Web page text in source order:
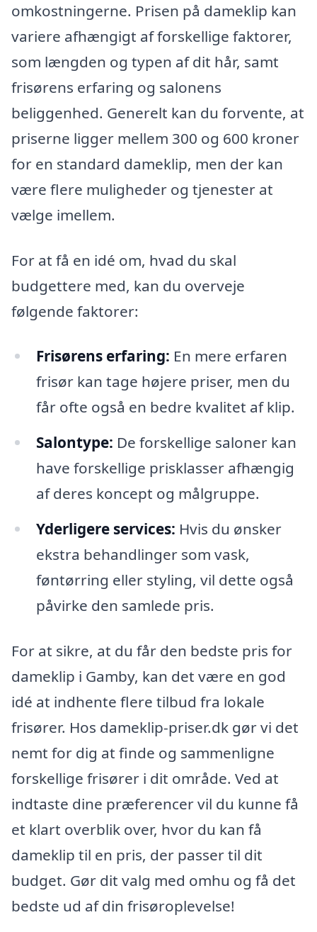
omkostningerne. Prisen på dameklip kan
variere afhængigt af forskellige faktorer,
som længden og typen af dit hår, samt
frisørens erfaring og salonens
beliggenhed. Generelt kan du forvente, at
priserne ligger mellem 300 og 600 kroner
for en standard dameklip, men der kan
være flere muligheder og tjenester at
vælge imellem.
For at få en idé om, hvad du skal
budgettere med, kan du overveje
følgende faktorer:
Frisørens erfaring: En mere erfaren
frisør kan tage højere priser, men du
får ofte også en bedre kvalitet af klip.
Salontype: De forskellige saloner kan
have forskellige prisklasser afhængig
af deres koncept og målgruppe.
Yderligere services: Hvis du ønsker
ekstra behandlinger som vask,
føntørring eller styling, vil dette også
påvirke den samlede pris.
For at sikre, at du får den bedste pris for
dameklip i Gamby, kan det være en god
idé at indhente flere tilbud fra lokale
frisører. Hos dameklip-priser.dk gør vi det
nemt for dig at finde og sammenligne
forskellige frisører i dit område. Ved at
indtaste dine præferencer vil du kunne få
et klart overblik over, hvor du kan få
dameklip til en pris, der passer til dit
budget. Gør dit valg med omhu og få det
bedste ud af din frisøroplevelse!